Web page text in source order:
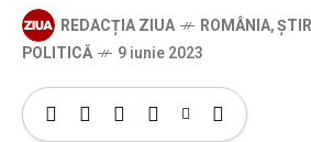
REDACȚIA ZIUA ROMÂNIA,
POLITICĂ
9 iunie 2023